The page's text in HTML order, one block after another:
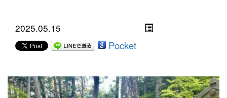
2025.05.15
Pocket